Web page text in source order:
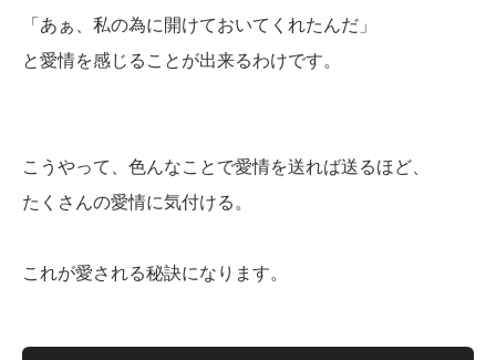
「あぁ、私の為に開けておいてくれたんだ」
と愛情を感じることが出来るわけです。
こうやって、色んなことで愛情を送れば送るほど、
たくさんの愛情に気付ける。
これが愛される秘訣になります。